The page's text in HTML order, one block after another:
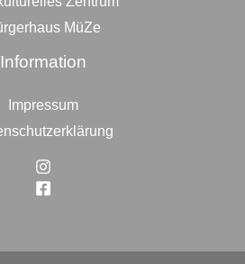
MüZe
Information
Impressum